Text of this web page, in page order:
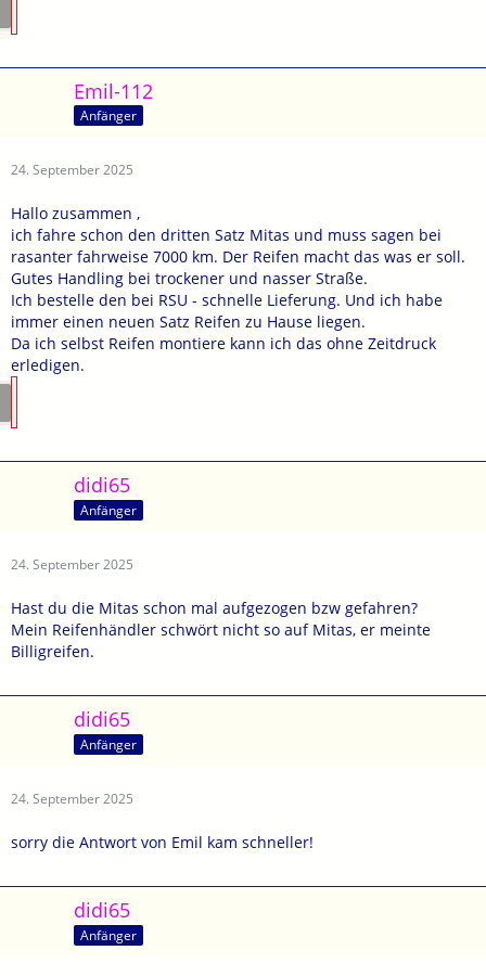
Emil-112
Anfänger
24. September 2025
Hallo zusammen ,
ich fahre schon den dritten Satz Mitas und muss sagen bei
rasanter fahrweise 7000 km. Der Reifen macht das was er soll.
Gutes Handling bei trockener und nasser Straße.
Ich bestelle den bei RSU - schnelle Lieferung. Und ich habe
immer einen neuen Satz Reifen zu Hause liegen.
Da ich selbst Reifen montiere kann ich das ohne Zeitdruck
erledigen.
didi65
Anfänger
24. September 2025
Hast du die Mitas schon mal aufgezogen bzw gefahren?
Mein Reifenhändler schwört nicht so auf Mitas, er meinte
Billigreifen.
didi65
Anfänger
24. September 2025
sorry die Antwort von Emil kam schneller!
didi65
Anfänger